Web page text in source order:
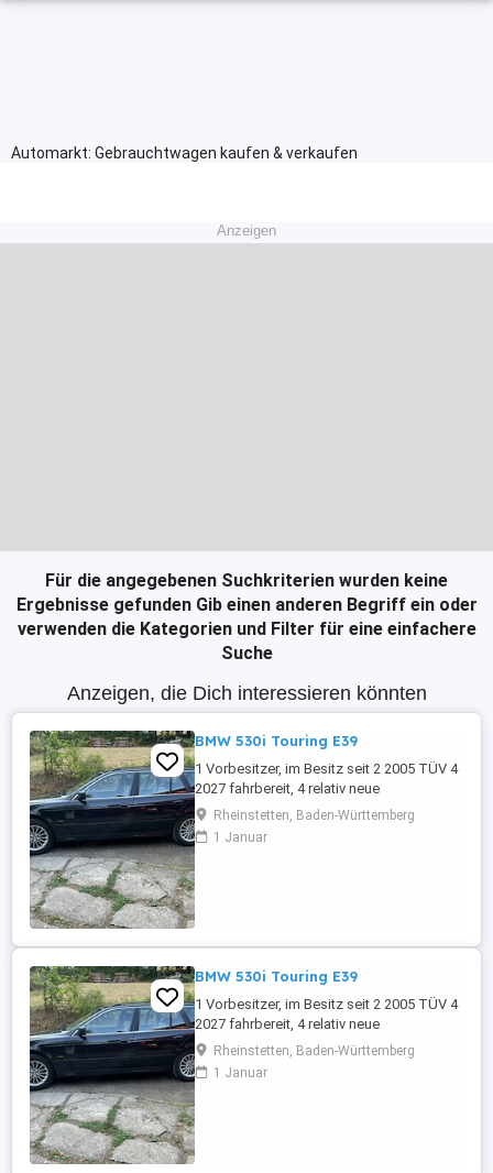
Automarkt: Gebrauchtwagen kaufen & verkaufen
Anzeigen
Für die angegebenen Suchkriterien wurden keine
Ergebnisse gefunden Gib einen anderen Begriff ein oder
verwenden die Kategorien und Filter für eine einfachere
Suche
Anzeigen, die Dich interessieren könnten
BMW 530i Touring E39
1 Vorbesitzer, im Besitz seit 2 2005 TÜV 4
2027 fahrbereit, 4 relativ neue
Sommerreifen, 4 relativ neue Winterreifen
mit Alufelgen, regelmäßige Inspektion,
Automatikgetriebe neu 2020 mit ca. 249
Rheinstetten, Baden-Württemberg
1 Januar
BMW 530i Touring E39
1 Vorbesitzer, im Besitz seit 2 2005 TÜV 4
2027 fahrbereit, 4 relativ neue
Sommerreifen, 4 relativ neue Winterreifen
mit Alufelgen, regelmäßige Inspektion,
Automatikgetriebe neu 2020 mit ca. 249
Rheinstetten, Baden-Württemberg
1 Januar